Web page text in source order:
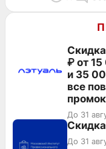
₽ от
и 35
все
До 31
До 31